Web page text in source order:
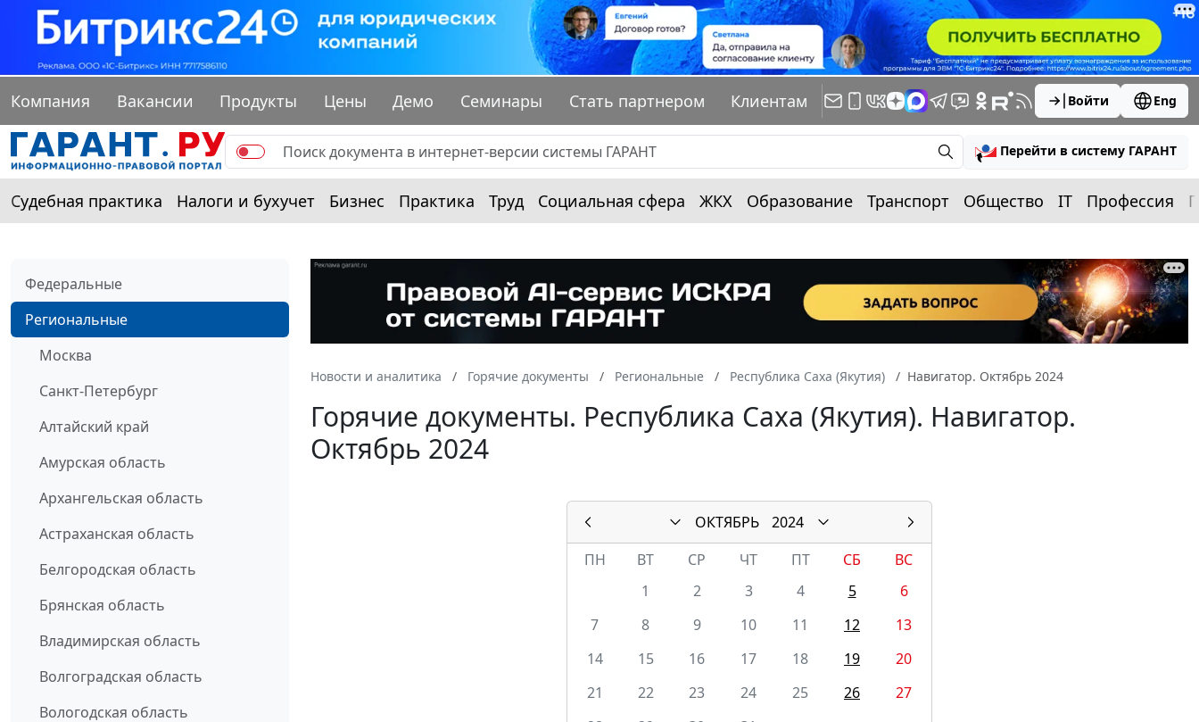
Компания Вакансии Продукты Цены Демо Семинары Стать партнером Клиентам Войти Eng
Перейти в систему ГАРАНТ
Судебная практика Налоги и бухучет Бизнес Практика Труд Социальная сфера ЖКХ Образование Транспорт Общество IT Профессия
Федеральные
Региональные
Москва
Санкт-Петербург
Алтайский край
Амурская область
Архангельская область
Астраханская область
Белгородская область
Брянская область
Владимирская область
Волгоградская область
Вологодская область
Новости и аналитика Горячие документы Региональные Республика Саха (Якутия) Навигатор. Октябрь 2024
Горячие документы. Республика Саха (Якутия). Навигатор.
Октябрь 2024
ОКТЯБРЬ
2024
ПН
ВТ СР ЧТ ПТ СБ
ВС
1
2 3 4 5
6
7
8 9 10 11 12
13
14
15 16 17 18 19
20
21
22 23 24 25 26
27